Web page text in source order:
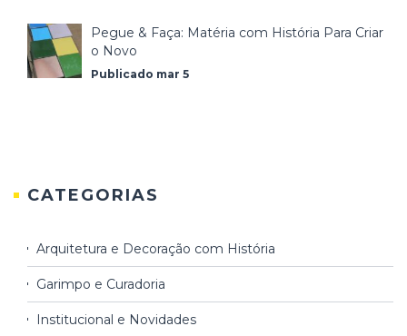
Pegue & Faça: Matéria com História Para Criar
o Novo
Publicado mar 5
CATEGORIAS
Arquitetura e Decoração com História
Garimpo e Curadoria
Institucional e Novidades